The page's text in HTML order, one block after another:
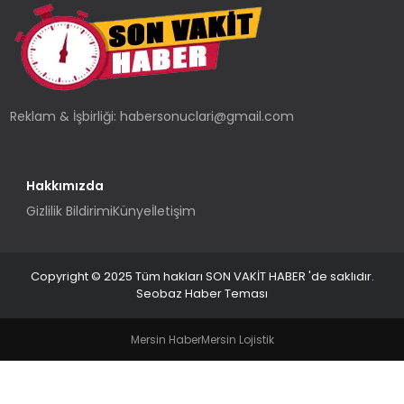
TEKNOLOJI
YAŞAM
Reklam & İşbirliği:habersonuclari@gmail.com
Hakkımızda
Gizlilik BildirimiKünyeİletişim
Copyright © 2025 Tüm hakları SON VAKİT HABER 'de saklıdır.
Seobaz Haber Teması
Mersin HaberMersin Lojistik